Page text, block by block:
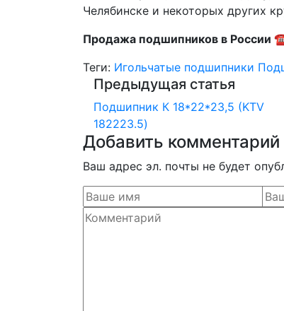
Челябинске и некоторых других
Продажа подшипников в России
Теги: Игольчатые подшипники
Предыдущая статья
Подшипник К 18*22*23,5 (KTV
182223.5)
Добавить комментарий
Ваш адрес эл. почты не будет